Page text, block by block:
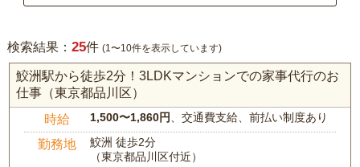
検索結果： 25件 (1〜10件を表示しています)
鮫洲駅から徒歩2分！3LDKマンションでの家事代行のお
仕事（東京都品川区）
時給 1,500〜1,860円 、交通費支給、前払い制度あり
勤務地
鮫洲 徒歩2分
（東京都品川区付近）